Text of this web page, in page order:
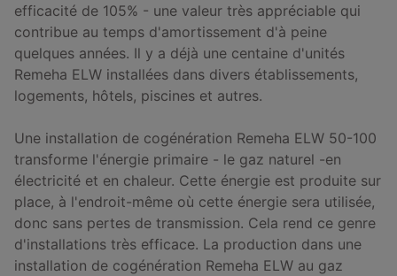
efficacité de 105% - une valeur très appréciable qui
contribue au temps d'amortissement d'à peine
quelques années. Il y a déjà une centaine d'unités
Remeha ELW installées dans divers établissements,
logements, hôtels, piscines et autres.
Une installation de cogénération Remeha ELW 50-100
transforme l'énergie primaire - le gaz naturel -en
électricité et en chaleur. Cette énergie est produite sur
place, à l'endroit-même où cette énergie sera utilisée,
donc sans pertes de transmission. Cela rend ce genre
d'installations très efficace. La production dans une
installation de cogénération Remeha ELW au gaz